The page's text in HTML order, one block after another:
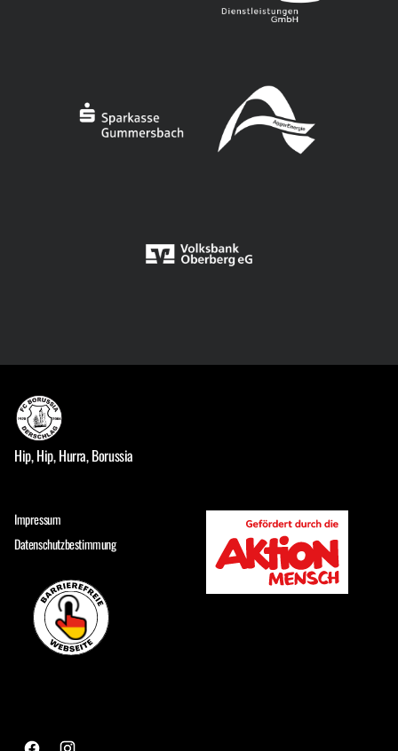
Hip, Hip, Hurra, Borussia
Impressum
Datenschutzbestimmung